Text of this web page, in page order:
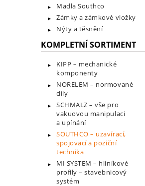
Madla Southco
Zámky a zámkové vložky
Nýty a těsnění
KOMPLETNÍ SORTIMENT
KIPP – mechanické
komponenty
NORELEM – normované
díly
SCHMALZ – vše pro
vakuovou manipulaci
a upínání
SOUTHCO – uzavírací,
spojovací a poziční
technika
MI SYSTEM – hliníkové
profily – stavebnicový
systém